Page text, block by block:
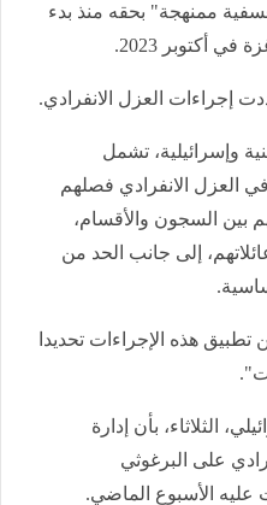
ممنهجة" بحقه منذ بدء
أكتوبر 2023.
العزل الانفرادي.
وإسرائيلية، تشمل
العزل الانفرادي فصلهم
بين السجون والأقسام،
إلى جانب الحد من
هذه الإجراءات تحديدا
الثلاثاء، بأن إدارة
على البرغوثي
عليه الأسبوع الماضي.